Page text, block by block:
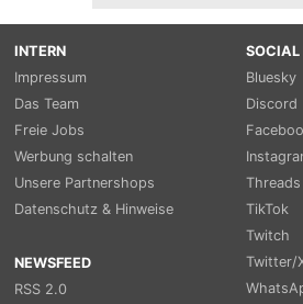
INTERN
Impressum
Das Team
Freie Jobs
Werbung schalten
Unsere Partnershops
Datenschutz & Hinweise
NEWSFEED
RSS 2.0
SOCIAL
Bluesky
Discord
Threads
TikTok
Twitch
Twitter/